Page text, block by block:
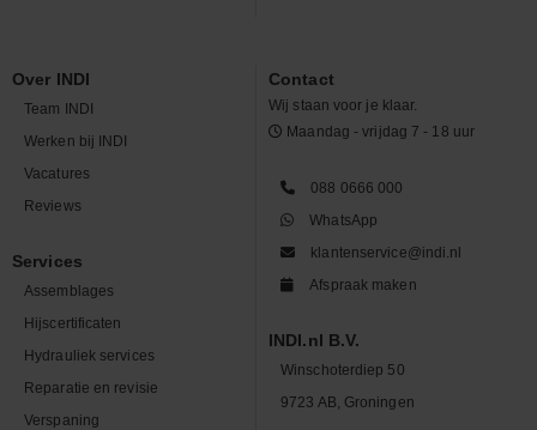
Over INDI
Team INDI
Werken bij INDI
Vacatures
Reviews
Services
Assemblages
Hijscertificaten
Hydrauliek services
Reparatie en revisie
Verspaning
Contact
Wij staan voor je klaar.
Maandag - vrijdag 7 - 18 uur
088 0666 000
WhatsApp
klantenservice@indi.nl
Afspraak maken
INDI.nl B.V.
Winschoterdiep 50
9723 AB, Groningen